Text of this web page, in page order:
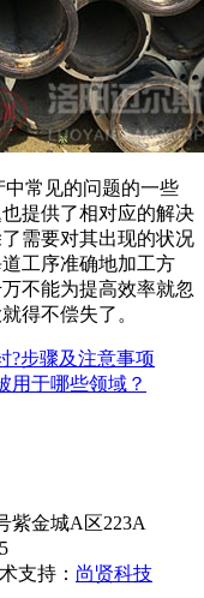
中常见的问题的一些
提供了相对应的解决
需要对其出现的状况
工序准确地加工方
不能为提高效率就忽
得不偿失了。
?步骤及注意事项
用于哪些领域？
紫金城A区223A
支持： 尚贤科技